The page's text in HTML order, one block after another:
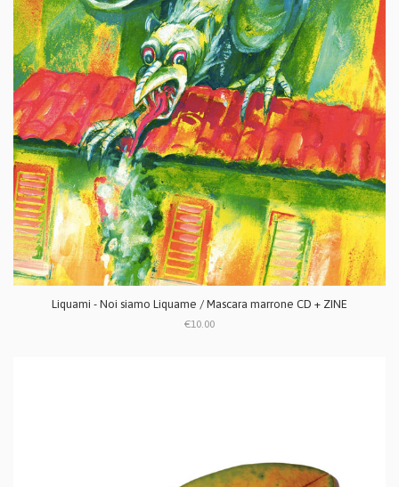
Liquami - Noi siamo Liquame / Mascara marrone CD + ZINE
€10.00